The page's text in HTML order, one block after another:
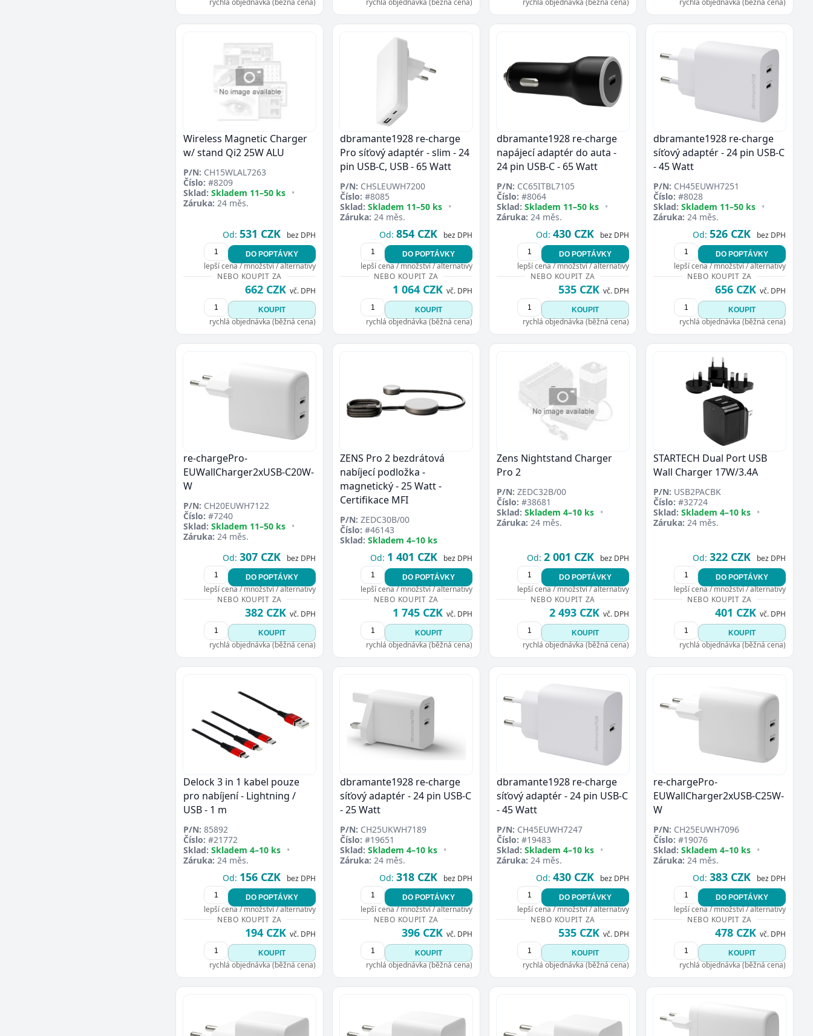
Přejít do poptávky
Wireless Magnetic Charger
w/ stand Qi2 25W ALU
P/N: CH15WLAL7263
Číslo: #8209
Sklad: Skladem 11–50 ks •
Záruka: 24 měs.
Od: 531 CZK bez DPH
DO POPTÁVKY
lepší cena / množství / alternativy
NEBO KOUPIT ZA
662 CZK vč. DPH
KOUPIT
rychlá objednávka (běžná cena)
dbramante1928 re-charge
Pro síťový adaptér - slim - 24
pin USB-C, USB - 65 Watt
P/N: CHSLEUWH7200
Číslo: #8085
Sklad: Skladem 11–50 ks •
Záruka: 24 měs.
Od: 854 CZK bez DPH
DO POPTÁVKY
lepší cena / množství / alternativy
NEBO KOUPIT ZA
1 064 CZK vč. DPH
KOUPIT
rychlá objednávka (běžná cena)
dbramante1928 re-charge
napájecí adaptér do auta -
24 pin USB-C - 65 Watt
P/N: CC65ITBL7105
Číslo: #8064
Sklad: Skladem 11–50 ks •
Záruka: 24 měs.
Od: 430 CZK bez DPH
DO POPTÁVKY
lepší cena / množství / alternativy
NEBO KOUPIT ZA
535 CZK vč. DPH
KOUPIT
rychlá objednávka (běžná cena)
dbramante1928 re-charge
síťový adaptér - 24 pin USB-C
- 45 Watt
P/N: CH45EUWH7251
Číslo: #8028
Sklad: Skladem 11–50 ks •
Záruka: 24 měs.
Od: 526 CZK bez DPH
DO POPTÁVKY
lepší cena / množství / alternativy
NEBO KOUPIT ZA
656 CZK vč. DPH
KOUPIT
rychlá objednávka (běžná cena)
re-chargePro-
EUWallCharger2xUSB-C20W-
W
P/N: CH20EUWH7122
Číslo: #7240
Sklad: Skladem 11–50 ks •
Záruka: 24 měs.
Od: 307 CZK bez DPH
DO POPTÁVKY
lepší cena / množství / alternativy
NEBO KOUPIT ZA
382 CZK vč. DPH
KOUPIT
rychlá objednávka (běžná cena)
ZENS Pro 2 bezdrátová
nabíjecí podložka -
magnetický - 25 Watt -
Certifikace MFI
P/N: ZEDC30B/00
Číslo: #46143
Sklad: Skladem 4–10 ks
Od: 1 401 CZK bez DPH
DO POPTÁVKY
lepší cena / množství / alternativy
NEBO KOUPIT ZA
1 745 CZK vč. DPH
KOUPIT
rychlá objednávka (běžná cena)
Zens Nightstand Charger
Pro 2
P/N: ZEDC32B/00
Číslo: #38681
Sklad: Skladem 4–10 ks •
Záruka: 24 měs.
Od: 2 001 CZK bez DPH
DO POPTÁVKY
lepší cena / množství / alternativy
NEBO KOUPIT ZA
2 493 CZK vč. DPH
KOUPIT
rychlá objednávka (běžná cena)
STARTECH Dual Port USB
Wall Charger 17W/3.4A
P/N: USB2PACBK
Číslo: #32724
Sklad: Skladem 4–10 ks •
Záruka: 24 měs.
Od: 322 CZK bez DPH
DO POPTÁVKY
lepší cena / množství / alternativy
NEBO KOUPIT ZA
401 CZK vč. DPH
KOUPIT
rychlá objednávka (běžná cena)
Delock 3 in 1 kabel pouze
pro nabíjení - Lightning /
USB - 1 m
P/N: 85892
Číslo: #21772
Sklad: Skladem 4–10 ks •
Záruka: 24 měs.
Od: 156 CZK bez DPH
DO POPTÁVKY
lepší cena / množství / alternativy
NEBO KOUPIT ZA
194 CZK vč. DPH
KOUPIT
rychlá objednávka (běžná cena)
dbramante1928 re-charge
síťový adaptér - 24 pin USB-C
- 25 Watt
P/N: CH25UKWH7189
Číslo: #19651
Sklad: Skladem 4–10 ks •
Záruka: 24 měs.
Od: 318 CZK bez DPH
DO POPTÁVKY
lepší cena / množství / alternativy
NEBO KOUPIT ZA
396 CZK vč. DPH
KOUPIT
rychlá objednávka (běžná cena)
dbramante1928 re-charge
síťový adaptér - 24 pin USB-C
- 45 Watt
P/N: CH45EUWH7247
Číslo: #19483
Sklad: Skladem 4–10 ks •
Záruka: 24 měs.
Od: 430 CZK bez DPH
DO POPTÁVKY
lepší cena / množství / alternativy
NEBO KOUPIT ZA
535 CZK vč. DPH
KOUPIT
rychlá objednávka (běžná cena)
re-chargePro-
EUWallCharger2xUSB-C25W-
W
P/N: CH25EUWH7096
Číslo: #19076
Sklad: Skladem 4–10 ks •
Záruka: 24 měs.
Od: 383 CZK bez DPH
DO POPTÁVKY
lepší cena / množství / alternativy
NEBO KOUPIT ZA
478 CZK vč. DPH
KOUPIT
rychlá objednávka (běžná cena)